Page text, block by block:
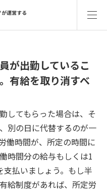
が出勤しているこ
有給を取り消すべ
してもらった場合は、そ
別の日に代替するのが一
働時間が、所定の時間に
時間分の給与もしくは1
支払いましょう。もし半
給制度があれば、所定労